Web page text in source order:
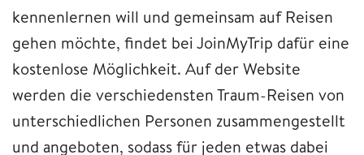
kennenlernen will und gemeinsam auf Reisen
gehen möchte, findet bei JoinMyTrip dafür eine
kostenlose Möglichkeit. Auf der Website
werden die verschiedensten Traum-Reisen von
unterschiedlichen Personen zusammengestellt
und angeboten, sodass für jeden etwas dabei